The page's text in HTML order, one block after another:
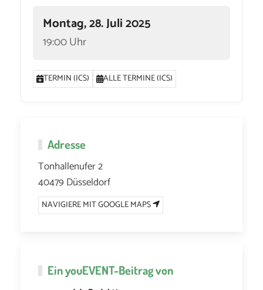
Montag, 28. Juli 2025
19:00 Uhr
TERMIN (ICS) ALLE TERMINE (ICS)
Adresse
Tonhallenufer 2
40479 Düsseldorf
NAVIGIERE MIT GOOGLE MAPS
EinyouEVENT-Beitrag von